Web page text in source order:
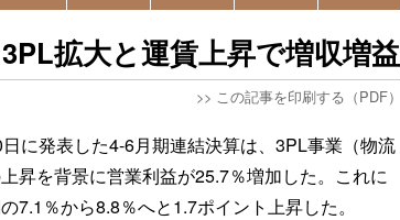
拡大と運賃上昇で増収増益
>> この記事を印刷する（PDF）
に発表した4-6月期連結決算は、3PL事業（物流
昇を背景に営業利益が25.7％増加した。これに
7.1％から8.8％へと1.7ポイント上昇した。